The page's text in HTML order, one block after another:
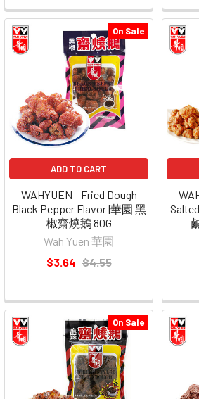
On Sale
ADD TO CART
WAHYUEN - Fried Dough
Black Pepper Flavor |華園 黑
椒齋燒鵝 80G
Wah Yuen 華園
$3.64 $4.55
On Sale